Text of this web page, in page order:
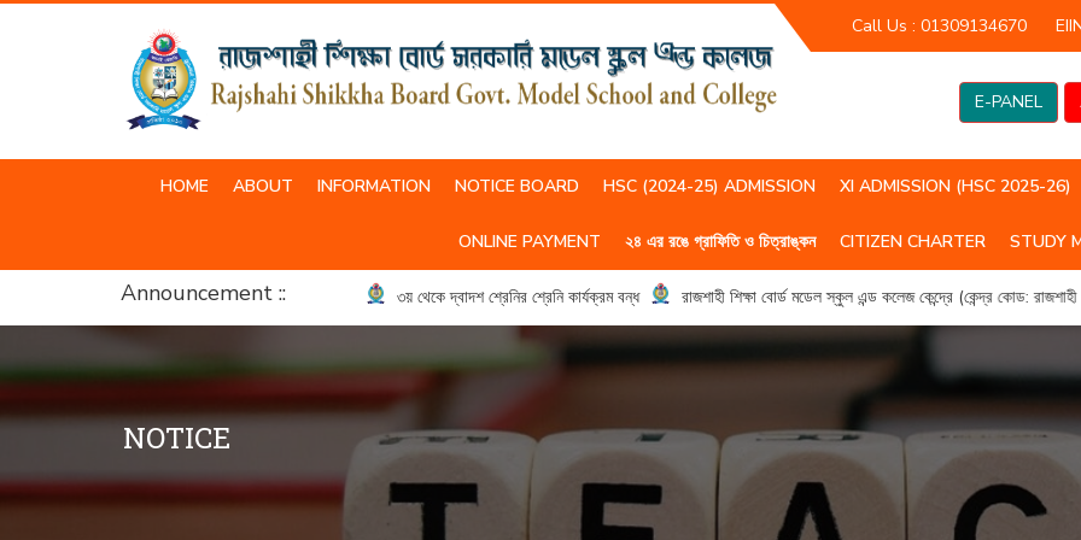
Call Us : 01309134670
E-PANEL
HOME ABOUT INFORMATION NOTICE BOARD HSC (2024-25) ADMISSION XI ADMISSION (HSC 2025-26)
ONLINE PAYMENT ২৪ এর রঙে গ্রাফিতি ও চিত্রাঙ্কন CITIZEN CHARTER STUDY
Announcement :: ৩য় থেকে দ্বাদশ শ্রেনির শ্রেনি কার্যক্রম বন্ধ রাজশাহী শিক্ষা বোর্ড মডেল স্কুল এন্ড কলেজ কেন্দ্রে (কেন্দ্র কোড:
NOTICE